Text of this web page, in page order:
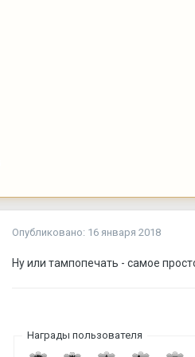
Опубликовано: 16 января 2018
Ну или тампопечать - самое
Награды пользователя